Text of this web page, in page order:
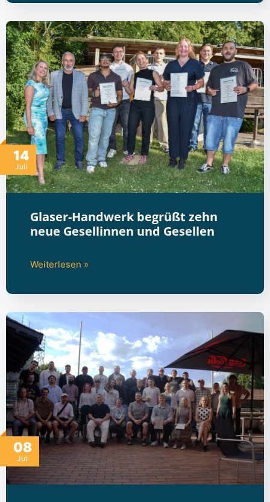
14
Juli
Glaser-Handwerk begrüßt zehn
neue Gesellinnen und Gesellen
Weiterlesen »
08
Juli